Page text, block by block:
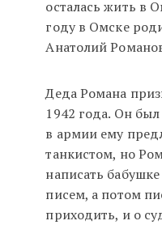
осталась жить в
году в Омске
Анатолий
Деда Романа
1942 года. Он
в армии ему
танкистом, но
написать
писем, а потом
приходить, и о